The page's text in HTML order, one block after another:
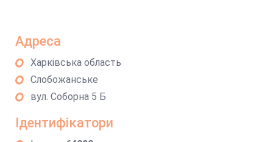
Адреса
Харківська область
Слобожанське
вул. Соборна 5 Б
Ідентифікатори